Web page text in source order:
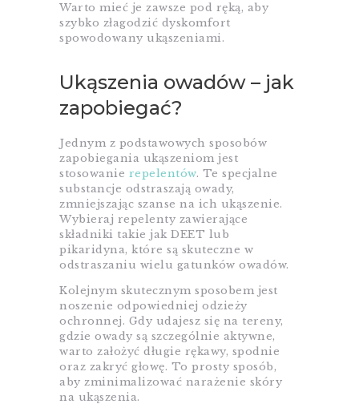
Warto mieć je zawsze pod ręką, aby
szybko złagodzić dyskomfort
spowodowany ukąszeniami.
Ukąszenia owadów – jak
zapobiegać?
Jednym z podstawowych sposobów
zapobiegania ukąszeniom jest
stosowanie repelentów. Te specjalne
substancje odstraszają owady,
zmniejszając szanse na ich ukąszenie.
Wybieraj repelenty zawierające
składniki takie jak DEET lub
pikaridyna, które są skuteczne w
odstraszaniu wielu gatunków owadów.
Kolejnym skutecznym sposobem jest
noszenie odpowiedniej odzieży
ochronnej. Gdy udajesz się na tereny,
gdzie owady są szczególnie aktywne,
warto założyć długie rękawy, spodnie
oraz zakryć głowę. To prosty sposób,
aby zminimalizować narażenie skóry
na ukąszenia.